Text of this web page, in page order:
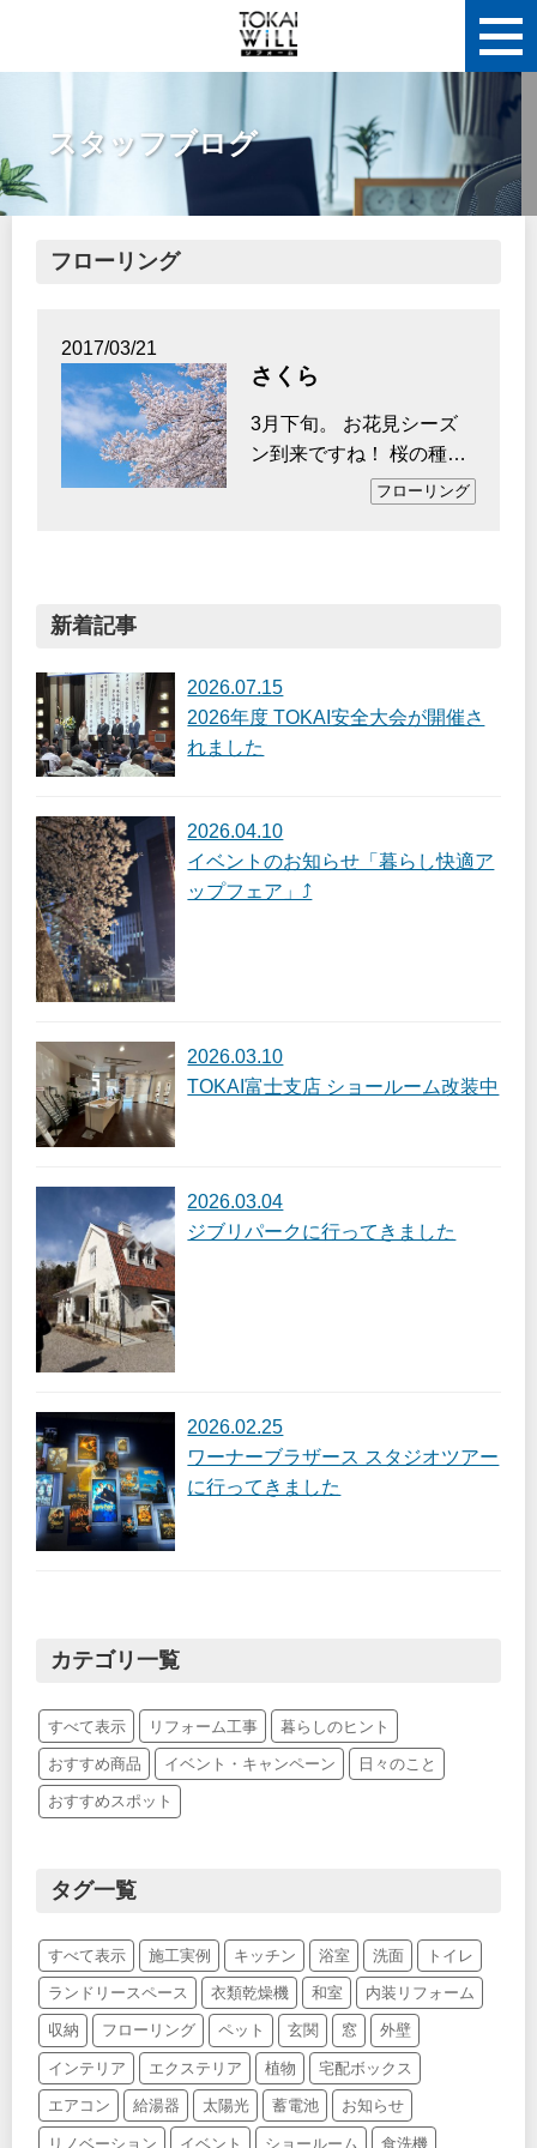
スタッフブログ
フローリング
2017/03/21
さくら
3月下旬。 お花見シーズ
ン到来ですね！ 桜の種類
によっては、すでに楽し
フローリング
新着記事
2026.07.15
2026年度 TOKAI安全大会が開催さ
れました
2026.04.10
イベントのお知らせ「暮らし快適ア
ップフェア」⤴
2026.03.10
TOKAI富士支店 ショールーム改装中
2026.03.04
ジブリパークに行ってきました
2026.02.25
ワーナーブラザース スタジオツアー
に行ってきました
カテゴリ一覧
すべて表示 リフォーム工事 暮らしのヒント
おすすめ商品 イベント・キャンペーン 日々のこと
おすすめスポット
タグ一覧
すべて表示 施工実例 キッチン 浴室 洗面 トイレ
ランドリースペース 衣類乾燥機 和室 内装リフォーム
収納 フローリング ペット 玄関 窓 外壁
インテリア エクステリア 植物 宅配ボックス
エアコン 給湯器 太陽光 蓄電池 お知らせ
リノベーション イベント ショールーム 食洗機